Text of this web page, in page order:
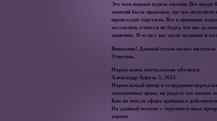
Это мои первые курсы онлайн. Все вроде
занятий была практика, где мы
происходит торговля. Все в принципе
заставлять учиться не будет, что вы
занятиях. И если у вас мало желания и
Внимание! Данный отзыв может являться
Ответить
Нормальное место,можно обучится
Александр Апрель 5, 2022
Нормальный центр и сотрудники
завышенные цены, но радует что можно
Как по мне,то сфера трейдинга
На данный момент с торгами я пока
торгов